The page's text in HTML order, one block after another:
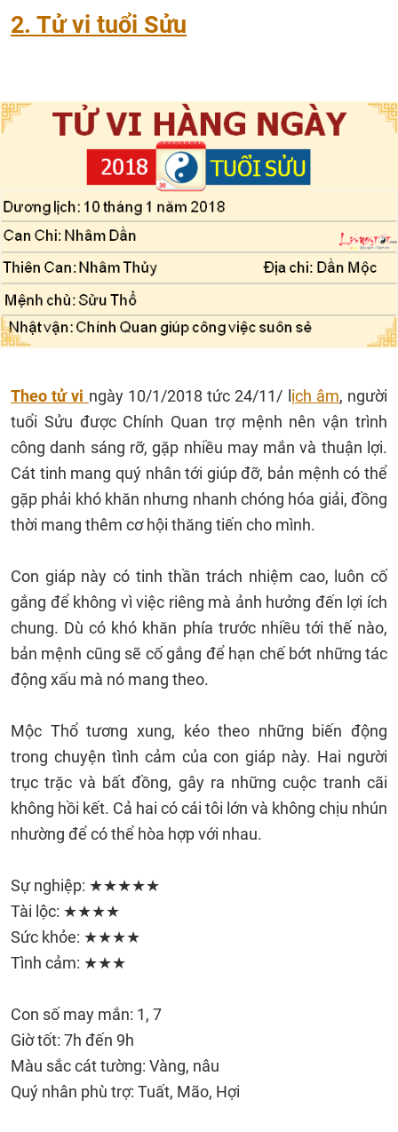
2. Tử vi tuổi Sửu
Theo tử vi ngày 10/1/2018 tức 24/11/ l ịch âm, người
tuổi Sửu được Chính Quan trợ mệnh nên vận trình
công danh sáng rỡ, gặp nhiều may mắn và thuận lợi.
Cát tinh mang quý nhân tới giúp đỡ, bản mệnh có thể
gặp phải khó khăn nhưng nhanh chóng hóa giải, đồng
thời mang thêm cơ hội thăng tiến cho mình.
Con giáp này có tinh thần trách nhiệm cao, luôn cố
gắng để không vì việc riêng mà ảnh hưởng đến lợi ích
chung. Dù có khó khăn phía trước nhiều tới thế nào,
bản mệnh cũng sẽ cố gắng để hạn chế bớt những tác
động xấu mà nó mang theo.
Mộc Thổ tương xung, kéo theo những biến động
trong chuyện tình cảm của con giáp này. Hai người
trục trặc và bất đồng, gây ra những cuộc tranh cãi
không hồi kết. Cả hai có cái tôi lớn và không chịu nhún
nhường để có thể hòa hợp với nhau.
Sự nghiệp: ★★★★★
Tài lộc: ★★★★
Sức khỏe: ★★★★
Tình cảm: ★★★
Con số may mắn: 1, 7
Giờ tốt: 7h đến 9h
Màu sắc cát tường: Vàng, nâu
Quý nhân phù trợ: Tuất, Mão, Hợi